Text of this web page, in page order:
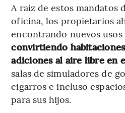
A raíz de estos mandatos
oficina, los propietarios
encontrando nuevos usos
convirtiendo
adiciones al aire libre en
salas de simuladores de
cigarros e incluso
para sus hijos.